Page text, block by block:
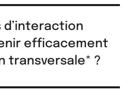
d’interaction
efficacement
transversale* ?